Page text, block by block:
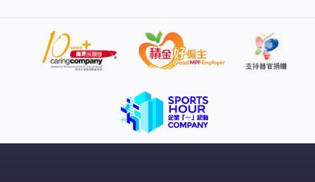
以做到簡樸房標準，讓居民有多個選擇。」